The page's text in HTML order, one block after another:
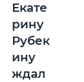
Екате
рину
Рубек
ину
ждал